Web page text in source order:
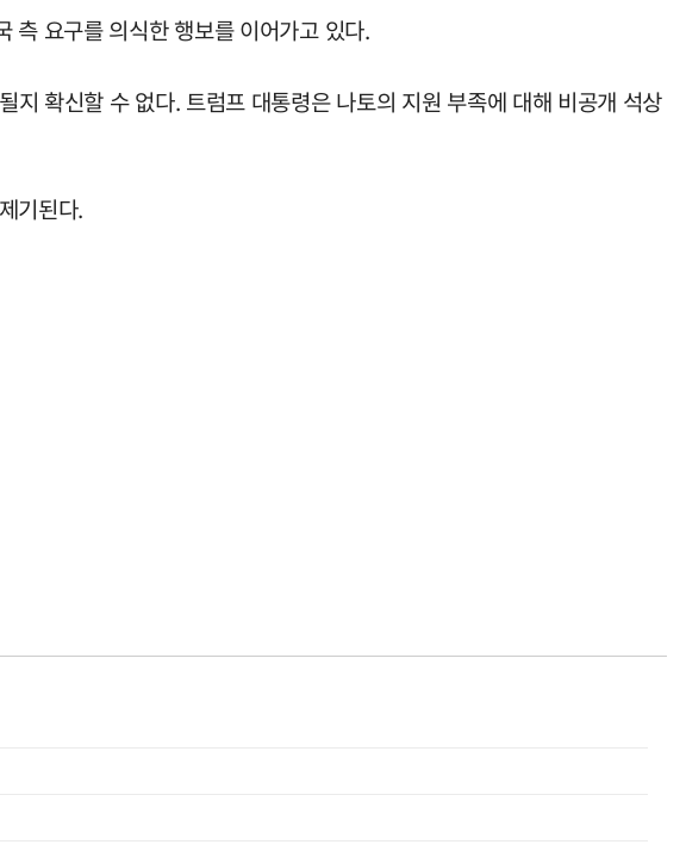
측 요구를 의식한 행보를 이어가고 있다.
확신할 수 없다. 트럼프 대통령은 나토의 지원 부족에 대해 비공개 석상
기된다.